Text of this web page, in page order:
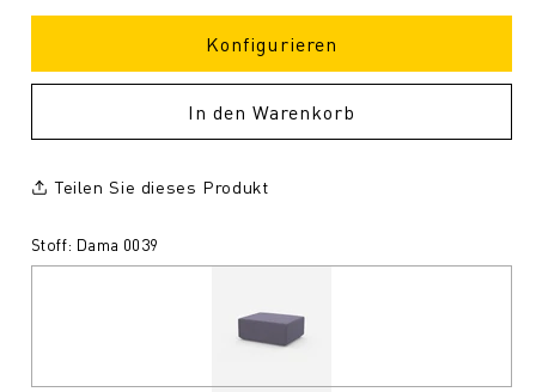
Konfigurieren
In den Warenkorb
Teilen Sie dieses Produkt
Stoff: Dama 0039